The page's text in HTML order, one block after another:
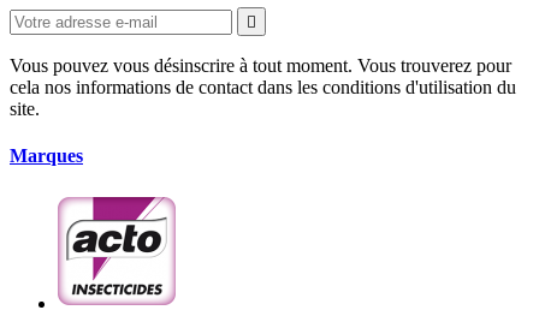

Vous pouvez vous désinscrire à tout moment. Vous trouverez pour
cela nos informations de contact dans les conditions d'utilisation du
site.
Marques